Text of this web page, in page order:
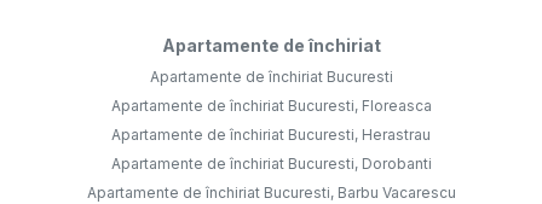
Apartamente de închiriat
Apartamente de închiriat Bucuresti
Apartamente de închiriat Bucuresti, Floreasca
Apartamente de închiriat Bucuresti, Herastrau
Apartamente de închiriat Bucuresti, Dorobanti
Apartamente de închiriat Bucuresti, Barbu Vacarescu